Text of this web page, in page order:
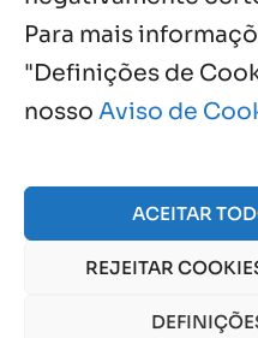
Para mais
"Definições de
nosso Aviso de
ACEITAR
REJEITAR
Agosto, 2026
da Esperança. CNPJ: